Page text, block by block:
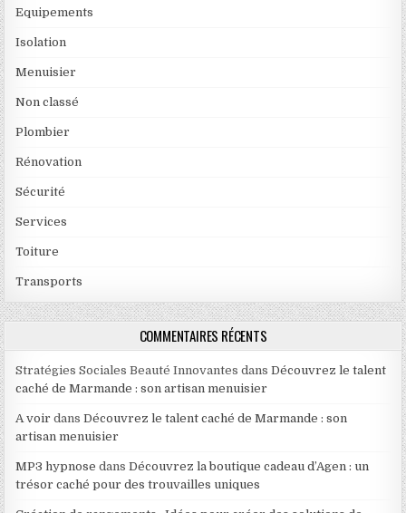
Equipements
Isolation
Menuisier
Non classé
Plombier
Rénovation
Sécurité
Services
Toiture
Transports
COMMENTAIRES RÉCENTS
Stratégies Sociales Beauté Innovantes dansDécouvrez le talent
caché de Marmande : son artisan menuisier
A voir dansDécouvrez le talent caché de Marmande : son
artisan menuisier
MP3 hypnose dansDécouvrez la boutique cadeau d’Agen : un
trésor caché pour des trouvailles uniques